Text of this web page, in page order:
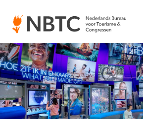
Thema's
Bekijk alle thema's
Kennisbank